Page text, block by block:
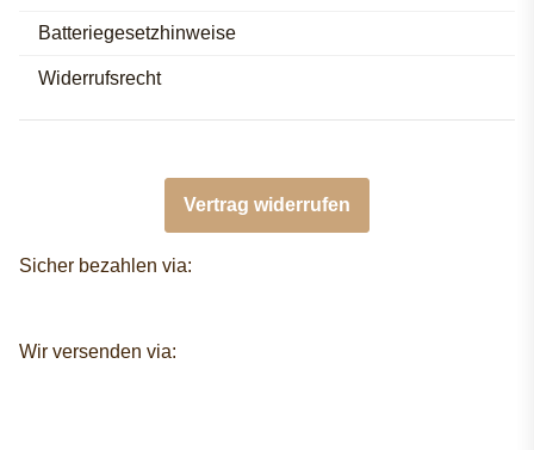
Batteriegesetzhinweise
Widerrufsrecht
Vertrag widerrufen
Sicher bezahlen via:
Wir versenden via: